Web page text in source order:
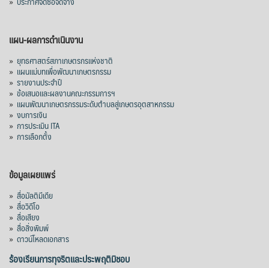
แผน-ผลการดำเนินงาน
» ยุทธศาสตร์สภาเกษตรกรแห่งชาติ
» แผนแม่บทเพื่อพัฒนาเกษตรกรรม
» รายงานประจำปี
» ข้อเสนอและผลงานคณะกรรมการฯ
» แผนพัฒนาเกษตรกรรมระดับตำบลสู่เกษตรอุตสาหกรรม
» งบการเงิน
» การประเมิน ITA
» การเลือกตั้ง
ข้อมูลเผยแพร่
» สื่อมัลติมีเดีย
» สื่อวิดีโอ
» สื่อเสียง
» สื่อสิ่งพิมพ์
» ดาวน์โหลดเอกสาร
ร้องเรียนการทุจริตและประพฤติมิชอบ